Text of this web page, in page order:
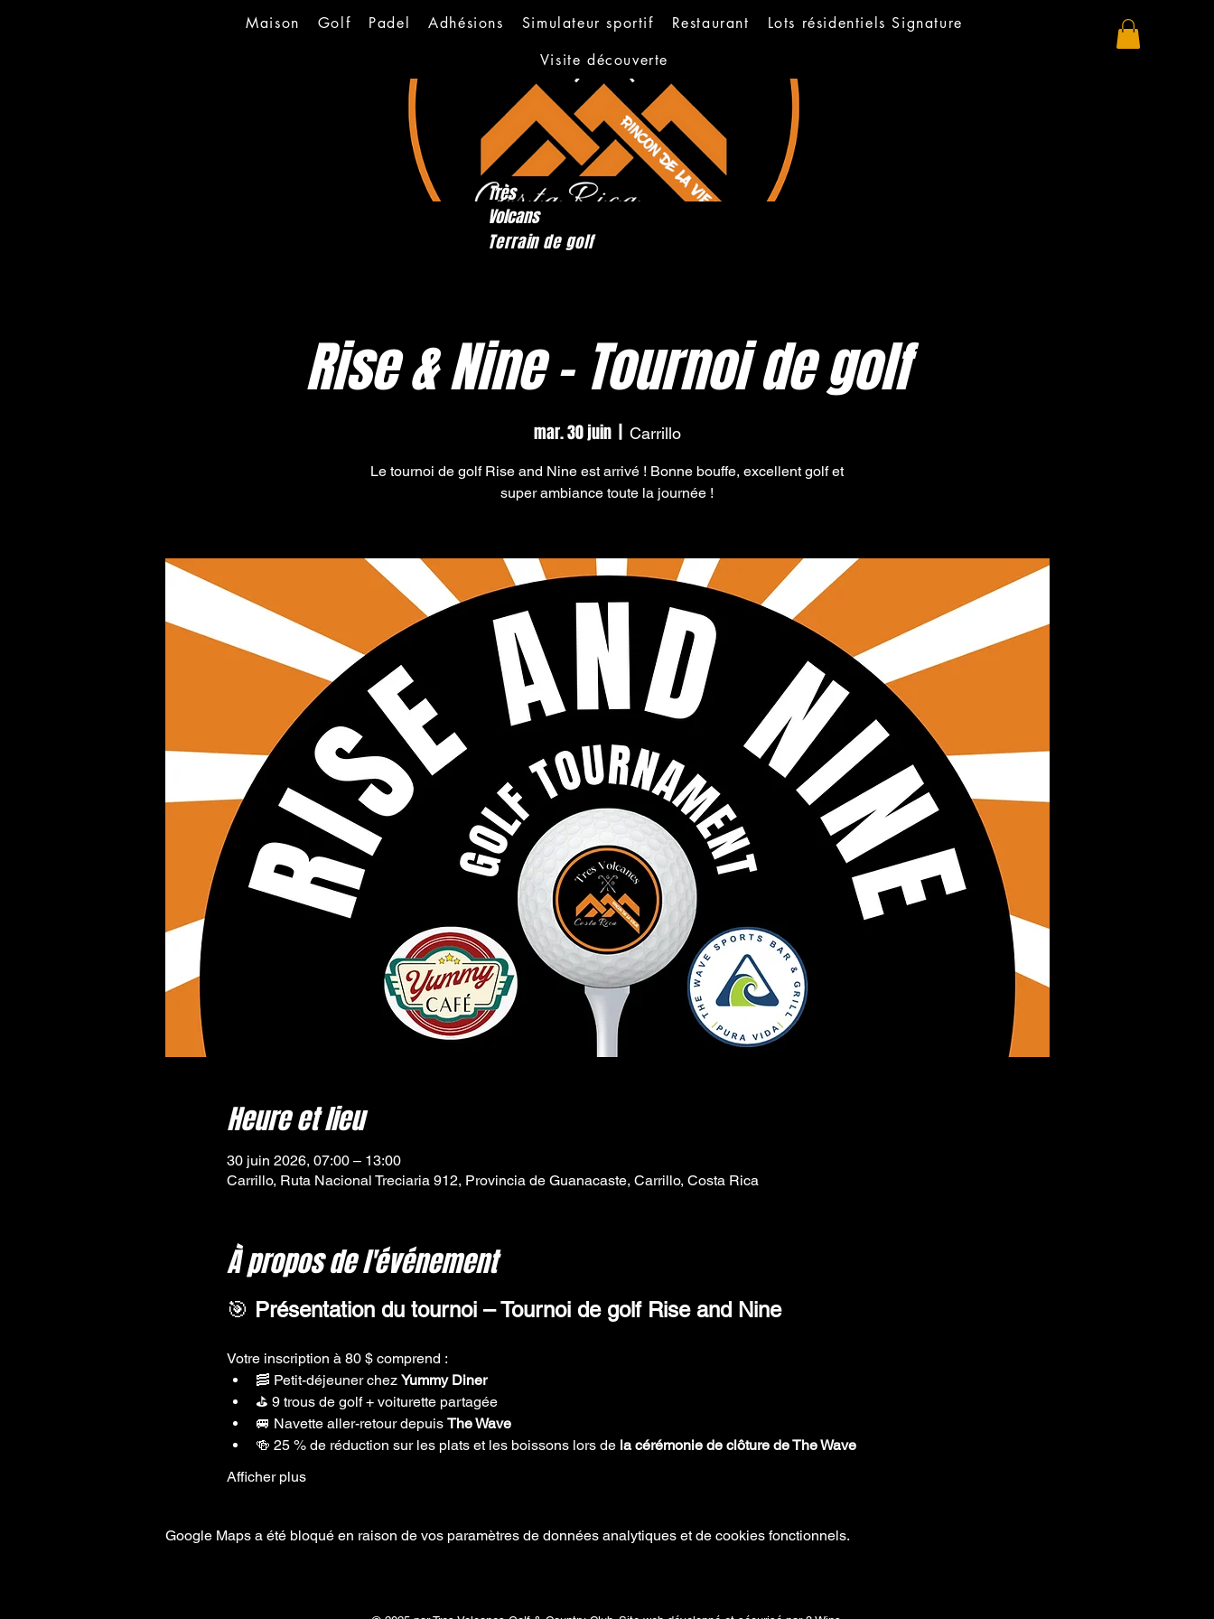
Maison Golf Padel Adhésions Simulateur sportif Restaurant
Lots résidentiels Signature
Visite découverte
Très
Volcans
Terrain de golf
Rise & Nine - Tournoi de golf
mar. 30 juin
  |
Carrillo
Le tournoi de golf Rise and Nine est arrivé ! Bonne bouffe, excellent golf et
super ambiance toute la journée !
Heure et lieu
30 juin 2026, 07:00 – 13:00
Carrillo, Ruta Nacional Treciaria 912, Provincia de Guanacaste, Carrillo, Costa Rica
À propos de l'événement
🎯 Présentation du tournoi – Tournoi de golf Rise and Nine
Votre inscription à 80 $ comprend :
🥓 Petit-déjeuner chez Yummy Diner
⛳️ 9 trous de golf + voiturette partagée
🚐 Navette aller-retour depuis The Wave
🍻 25 % de réduction sur les plats et les boissons lors de la cérémonie de clôture de The Wave
Afficher plus
Google Maps a été bloqué en raison de vos paramètres de données analytiques et de cookies fonctionnels.